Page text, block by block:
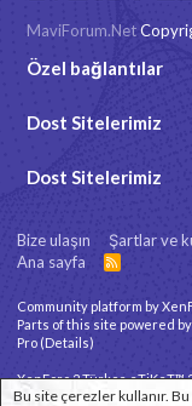
MaviForum.Net
Özel bağlantılar
Dost Sitelerimiz
Dost Sitelerimiz
Bize ulaşın Şartlar ve
Ana sayfa
R
Community platform by
Parts of this site powered by
Pro (Details)
XenForo 2 Türkçe eTiKeT™
Bu site çerezler kullanır.